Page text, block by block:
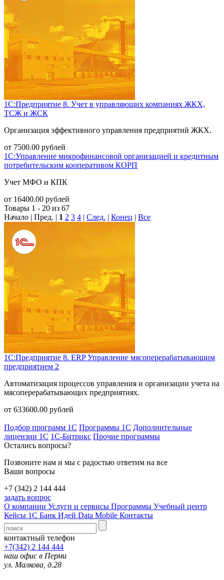
1С:Предприятие 8. Учет в управляющих компаниях ЖКХ,
ТСЖ и ЖСК
Организация эффективного управления предприятий ЖКХ.
от 7500.00 рублей
1С:Управление микрофинансовой организацией и кредитным
потребительским кооперативом КОРП
Учет МФО и КПК
от 16400.00 рублей
Товары 1 - 20 из 67
Начало | Пред. | 1 2 3 4 | След. | Конец | Все
1С:Предприятие 8. ERP Управление мясоперерабатывающим
предприятием 2
Автоматизация процессов управления и организации учета на
мясоперерабатывающих предприятиях.
от 633600.00 рублей
Подбор программ 1С Программы 1С Дополнительные
лицензии 1С 1С-Битрикс Прочие программы
Остались вопросы?
Позвоните нам и мы с радостью ответим на все
Ваши вопросы
+7 (342) 2 144 444
задать вопрос
О компании Услуги и сервисы Программы Учебный центр
Кейсы 1С Банк Идей Data Mobile Контакты
контактный телефон
+7(342) 2 144 444
наш офис в Перми
ул. Малкова, д.28